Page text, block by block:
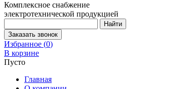
Комплексное снабжение
электротехнической продукцией
Избранное (0)
В корзине
Пусто
Главная